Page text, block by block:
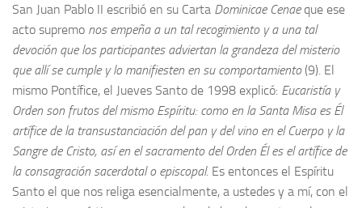
San Juan Pablo II escribió en su Carta Dominicae Cenaeque ese
acto supremo nos empeña a un tal recogimiento y a una tal
devoción que los participantes adviertan la grandeza del misterio
que allí se cumple y lo manifiesten en su comportamiento(9). El
mismo Pontífice, el Jueves Santo de 1998 explicó: Eucaristía y
Orden son frutos del mismo Espíritu: como en la Santa Misa es Él
artífice de la transustanciación del pan y del vino en el Cuerpo y la
Sangre de Cristo, así en el sacramento del Orden Él es el artífice de
la consagración sacerdotal o episcopal. Es entonces el Espíritu
Santo el que nos religa esencialmente, a ustedes y a mí, con el